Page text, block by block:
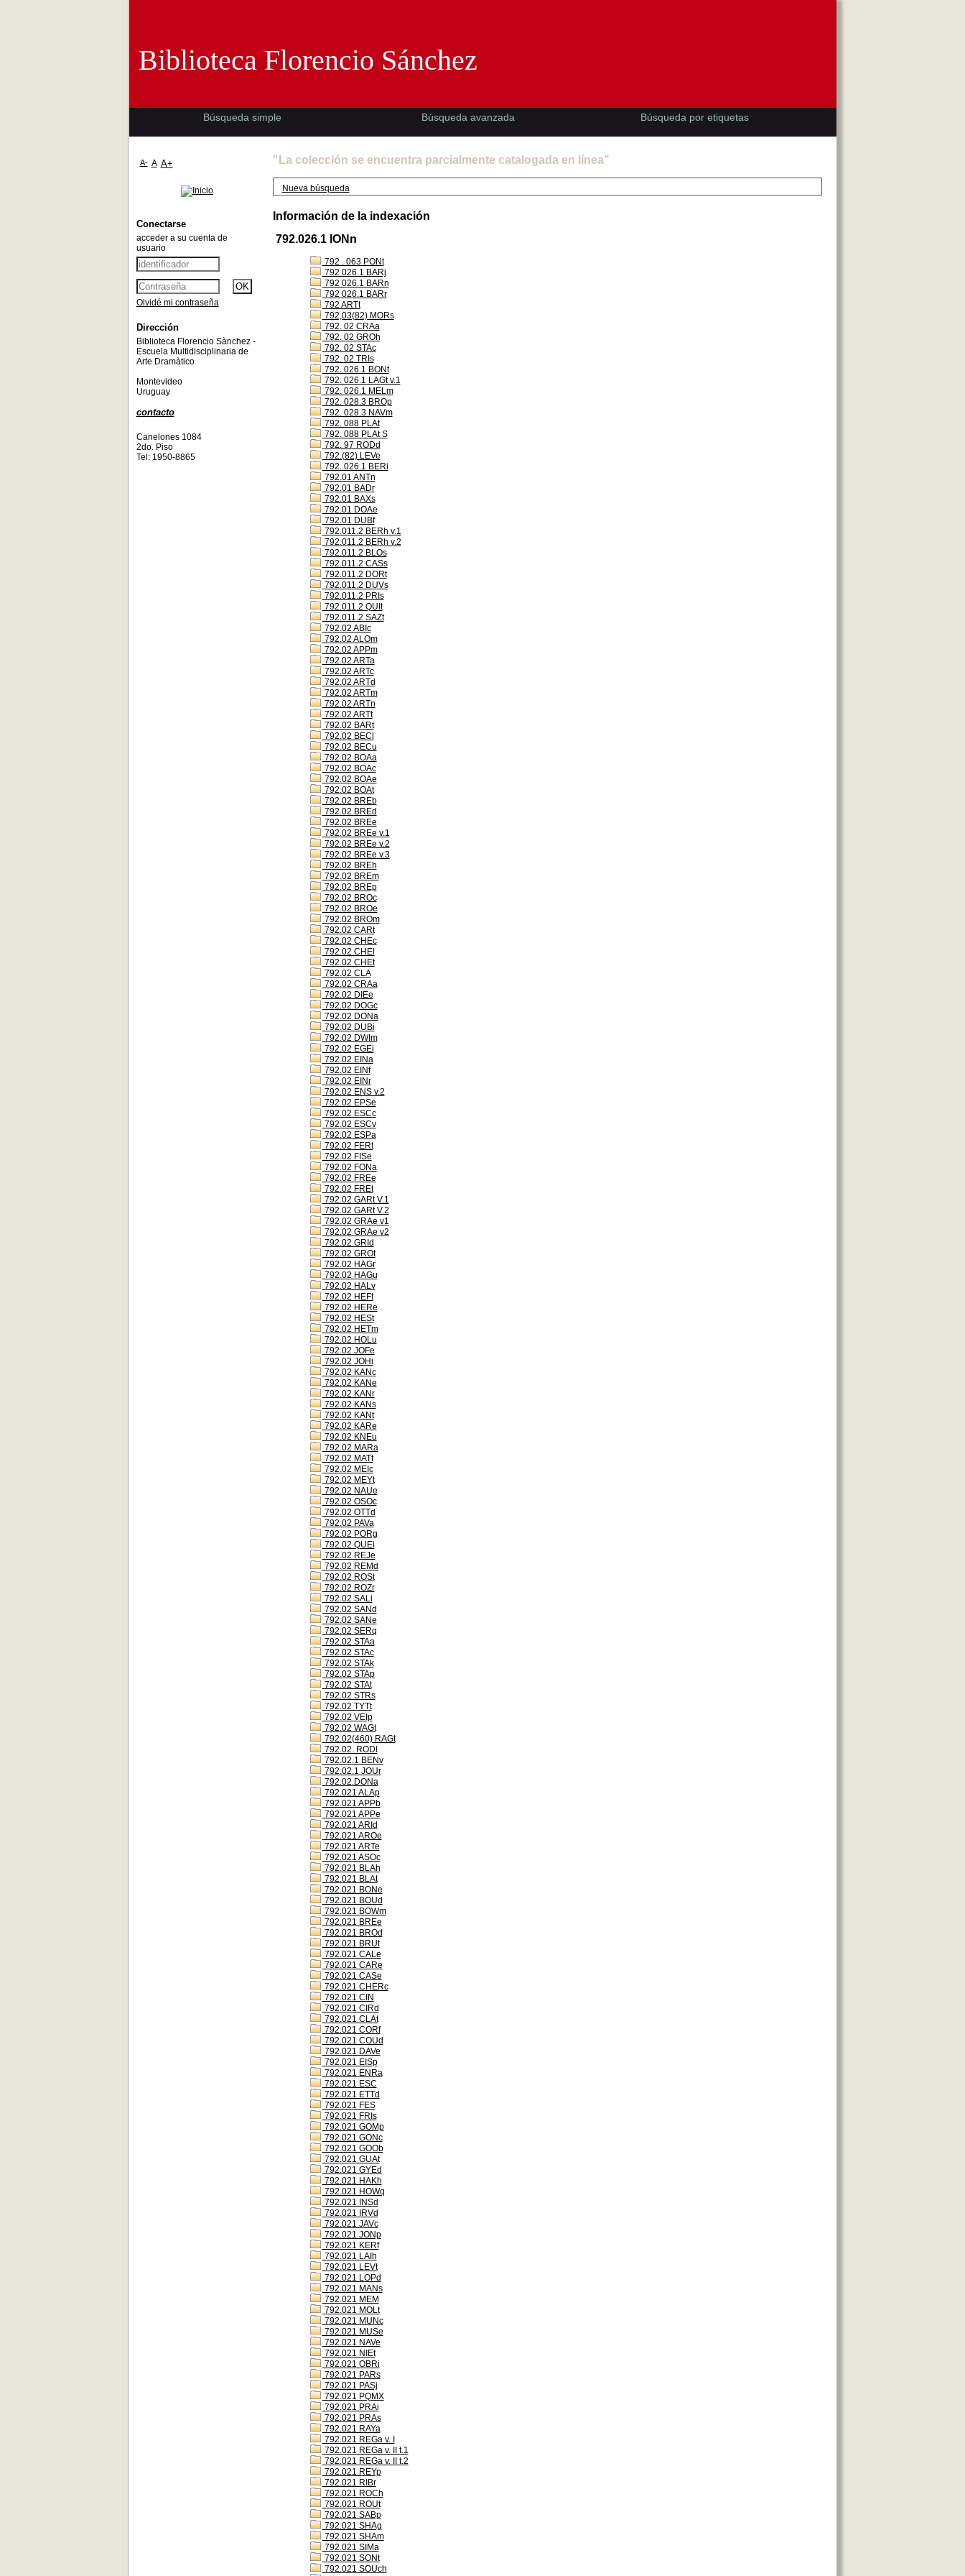
"La colección se encuentra parcialmente catalogada en línea"
Nueva búsqueda
Información de la indexación
792.026.1 IONn
792 . 063 PONt
792 026.1 BARj
792 026.1 BARn
792 026.1 BARr
792 ARTt
792,03(82) MORs
792. 02 CRAa
792. 02 GROh
792. 02 STAc
792. 02 TRIs
792. 026.1 BONt
792. 026.1 LAGt v.1
792. 026.1 MELm
792. 028.3 BROp
792. 028.3 NAVm
792. 088 PLAt
792. 088 PLAt S
792. 97 RODd
792.(82) LEVe
792..026.1 BERi
792.01 ANTn
792.01 BADr
792.01 BAXs
792.01 DOAe
792.01 DUBf
792.011.2 BERh v.1
792.011.2 BERh v.2
792.011.2 BLOs
792.011.2 CASs
792.011.2 DORt
792.011.2 DUVs
792.011.2 PRIs
792.011.2 QUIt
792.011.2 SAZt
792.02 ABIc
792.02 ALOm
792.02 APPm
792.02 ARTa
792.02 ARTc
792.02 ARTd
792.02 ARTm
792.02 ARTn
792.02 ARTt
792.02 BARt
792.02 BECl
792.02 BECu
792.02 BOAa
792.02 BOAc
792.02 BOAe
792.02 BOAt
792.02 BREb
792.02 BREd
792.02 BREe
792.02 BREe v.1
792.02 BREe v.2
792.02 BREe v.3
792.02 BREh
792.02 BREm
792.02 BREp
792.02 BROc
792.02 BROe
792.02 BROm
792.02 CARt
792.02 CHEc
792.02 CHEl
792.02 CHEt
792.02 CLA
792.02 CRAa
792.02 DIEe
792.02 DOGc
792.02 DONa
792.02 DUBi
792.02 DWIm
792.02 EGEi
792.02 EINa
792.02 EINf
792.02 EINr
792.02 ENS v.2
792.02 EPSe
792.02 ESCc
792.02 ESCv
792.02 ESPa
792.02 FERt
792.02 FISe
792.02 FONa
792.02 FREe
792.02 FREt
792.02 GARt V.1
792.02 GARt V.2
792.02 GRAe v1
792.02 GRAe v2
792.02 GRId
792.02 GROt
792.02 HAGr
792.02 HAGu
792.02 HALv
792.02 HEFt
792.02 HERe
792.02 HESt
792.02 HETm
792.02 HOLu
792.02 JOFe
792.02 JOHi
792.02 KANc
792.02 KANe
792.02 KANr
792.02 KANs
792.02 KANt
792.02 KARe
792.02 KNEu
792.02 MARa
792.02 MATt
792.02 MEIc
792.02 MEYt
792.02 NAUe
792.02 OSOc
792.02 OTTd
792.02 PAVa
792.02 PORg
792.02 QUEi
792.02 REJe
792.02 REMd
792.02 ROSt
792.02 ROZr
792.02 SALi
792.02 SANd
792.02 SANe
792.02 SERq
792.02 STAa
792.02 STAc
792.02 STAk
792.02 STAp
792.02 STAt
792.02 STRs
792.02 TYTt
792.02 VEIp
792.02 WAGt
792.02(460) RAGt
792.02. RODl
792.02.1 BENv
792.02.1 JOUr
792.02.DONa
792.021 ALAp
792.021 APPb
792.021 APPe
792.021 ARId
792.021 AROe
792.021 ARTe
792.021 ASOc
792.021 BLAh
792.021 BLAt
792.021 BONe
792.021 BOUd
792.021 BOWm
792.021 BREe
792.021 BROd
792.021 BRUt
792.021 CALe
792.021 CARe
792.021 CASe
792.021 CHERc
792.021 CIN
792.021 CIRd
792.021 CLAt
792.021 CORf
792.021 COUd
792.021 DAVe
792.021 EISp
792.021 ENRa
792.021 ESC
792.021 ETTd
792.021 FES
792.021 FRIs
792.021 GOMp
792.021 GONc
792.021 GOOb
792.021 GUAt
792.021 GYEd
792.021 HAKh
792.021 HOWq
792.021 INSd
792.021 IRVd
792.021 JAVc
792.021 JONp
792.021 KERf
792.021 LAIh
792.021 LEVt
792.021 LOPd
792.021 MANs
792.021 MEM
792.021 MOLt
792.021 MUNc
792.021 MUSe
792.021 NAVe
792.021 NIEt
792.021 OBRi
792.021 PARs
792.021 PASj
792.021 PQMX
792.021 PRAi
792.021 PRAs
792.021 RAYa
792.021 REGa v. I
792.021 REGa v. II t.1
792.021 REGa v. II t.2
792.021 REYp
792.021 RIBr
792.021 ROCh
792.021 ROUt
792.021 SABp
792.021 SHAg
792.021 SHAm
792.021 SIMa
792.021 SONt
792.021 SOUch
Biblioteca Florencio Sánchez
Búsqueda simple Búsqueda avanzada Búsqueda por etiquetas
A- A A+
Conectarse
acceder a su cuenta de
usuario
Olvidé mi contraseña
Dirección
Biblioteca Florencio Sànchez -
Escuela Multidisciplinaria de
Arte Dramàtico
Montevideo
Uruguay
contacto
Canelones 1084
2do. Piso
Tel: 1950-8865